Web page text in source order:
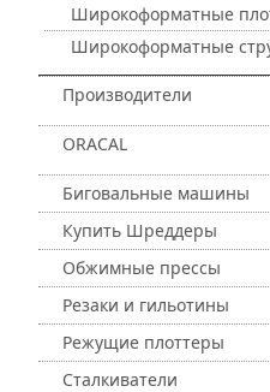
Широкоформатные
Широкоформатные
Производители
ORACAL
Биговальные машины
Купить Шреддеры
Обжимные прессы
Резаки и гильотины
Режущие плоттеры
Сталкиватели